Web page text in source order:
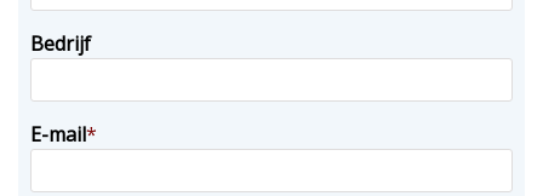
Bedrijf
E-mail*